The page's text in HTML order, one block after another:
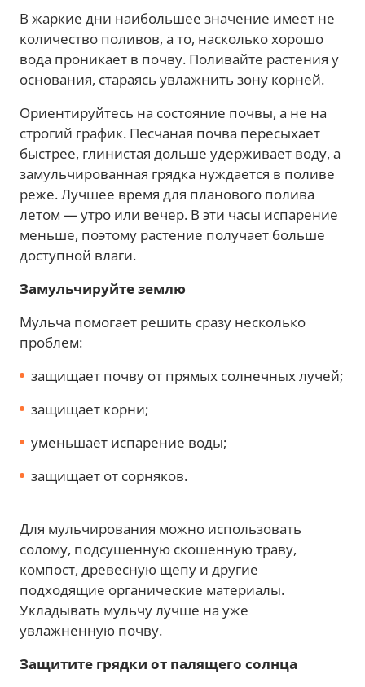
В жаркие дни наибольшее значение имеет не
количество поливов, а то, насколько хорошо
вода проникает в почву. Поливайте растения у
основания, стараясь увлажнить зону корней.
Ориентируйтесь на состояние почвы, а не на
строгий график. Песчаная почва пересыхает
быстрее, глинистая дольше удерживает воду, а
замульчированная грядка нуждается в поливе
реже. Лучшее время для планового полива
летом — утро или вечер. В эти часы испарение
меньше, поэтому растение получает больше
доступной влаги.
Замульчируйте землю
Мульча помогает решить сразу несколько
проблем:
защищает почву от прямых солнечных лучей;
защищает корни;
уменьшает испарение воды;
защищает от сорняков.
Для мульчирования можно использовать
солому, подсушенную скошенную траву,
компост, древесную щепу и другие
подходящие органические материалы.
Укладывать мульчу лучше на уже
увлажненную почву.
Защитите грядки от палящего солнца